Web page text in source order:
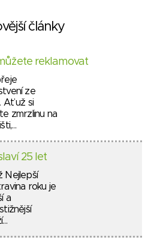
články
reklamovat
ze
Ať už si
zmrzlinu na
25 let
Nejlepší
roku je
a